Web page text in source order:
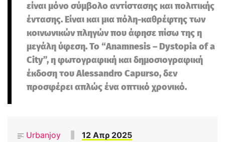
είναι μόνο σύμβολο αντίστασης και πολιτικής
έντασης. Είναι και μια πόλη-καθρέφτης των
κοινωνικών πληγών που άφησε πίσω της η
μεγάλη ύφεση. Το “Anamnesis – Dystopia of a
City”, η φωτογραφική και δημοσιογραφική
έκδοση του Alessandro Capurso, δεν
προσφέρει απλώς ένα οπτικό χρονικό.
Urbanjoy 12 Απρ 2025